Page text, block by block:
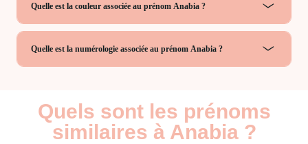
Quelle est la couleur associée au prénom Anabia ?
Quelle est la numérologie associée au prénom Anabia ?
Quels sont les prénoms
similaires à Anabia ?